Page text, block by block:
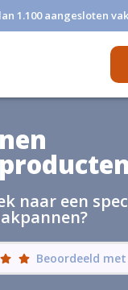
1.100 aangesloten
naar een
Beoordeeld met